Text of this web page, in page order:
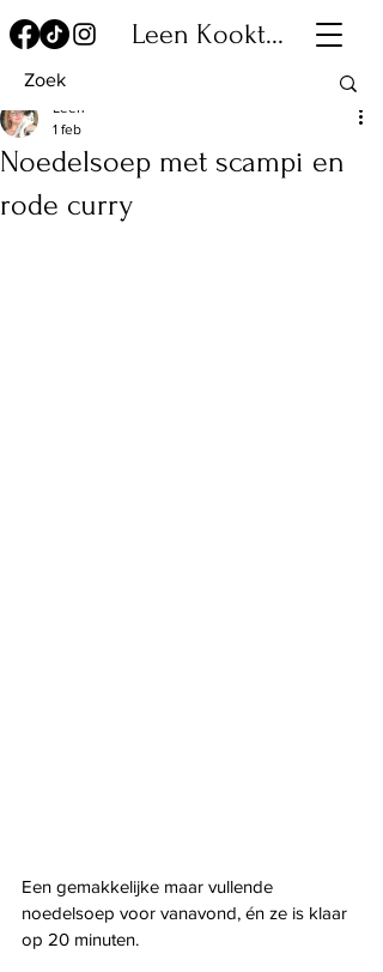
Leen Kookt...
Noedelsoep met scampi en
rode curry
Leen
1 feb
Een gemakkelijke maar vullende
noedelsoep voor vanavond, én ze is klaar
op 20 minuten.